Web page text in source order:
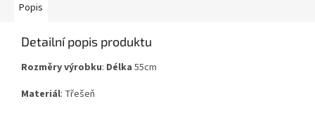
Popis
Detailní popis produktu
Rozměry výrobku: Délka 55cm
Materiál: Třešeň